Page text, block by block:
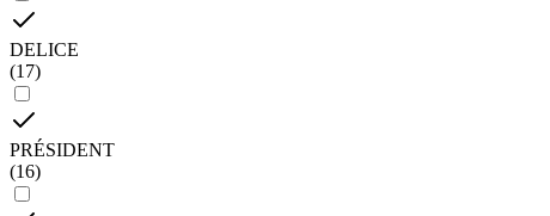
DELICE
(17)
PRÉSIDENT
(16)